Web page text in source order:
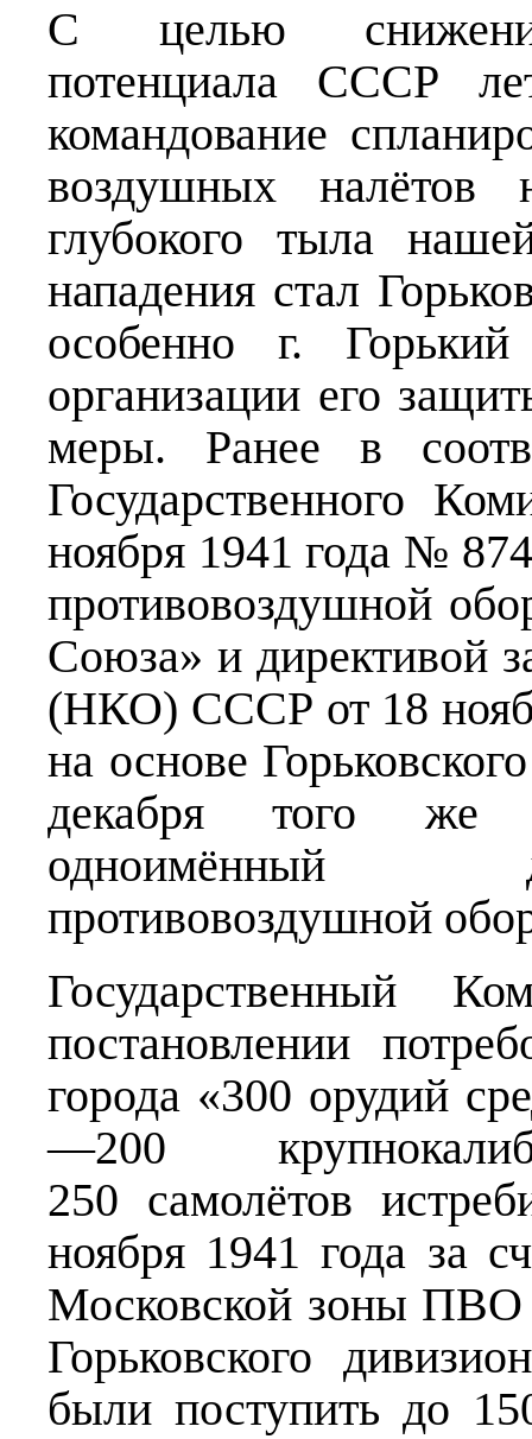
С целью снижения
потенциала СССР
командование
воздушных
глубокого тыла
нападения стал
особенно г.
организации его
меры. Ранее в
Государственного
ноября 1941 года №
противовоздушной
Союза» и директивой
(НКО) СССР от 18
на основе
декабря того же
одноимённый
противовоздушной
Государственный
постановлении
города «300 орудий
—200
250 самолётов
ноября 1941 года за
Московской зоны ПВО
Горьковского
были поступить до